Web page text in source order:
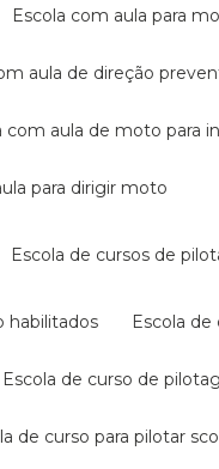
escola com aula para
aula de direção
com aula de moto para
para dirigir moto
escola de cursos de
habilitados escola
escola de curso de
de curso para pilotar